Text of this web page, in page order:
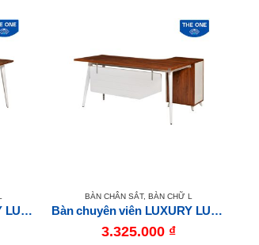
Bàn chuyên viên LUXURY LUXL16C10M6
BÀN CHÂN SẮT, BÀN CHỮ L
Bàn chuyên viên LUXURY LUXL16HLC10M6
3.325.000 ₫